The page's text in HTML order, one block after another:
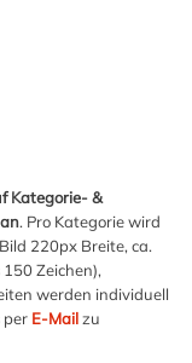
Kategorie- &
. Pro Kategorie wird
220px Breite, ca.
Zeichen),
werden individuell
per E-Mailzu